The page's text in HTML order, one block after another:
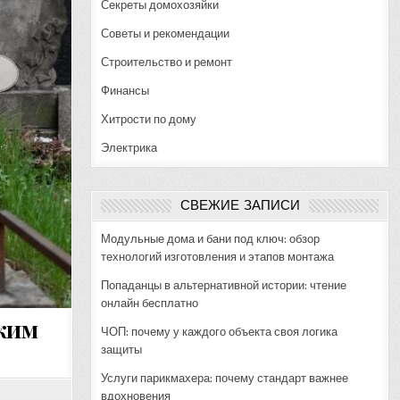
Секреты домохозяйки
Советы и рекомендации
Строительство и ремонт
Финансы
Хитрости по дому
Электрика
СВЕЖИЕ ЗАПИСИ
Модульные дома и бани под ключ: обзор
технологий изготовления и этапов монтажа
Попаданцы в альтернативной истории: чтение
онлайн бесплатно
ЧОП: почему у каждого объекта своя логика
защиты
Услуги парикмахера: почему стандарт важнее
вдохновения